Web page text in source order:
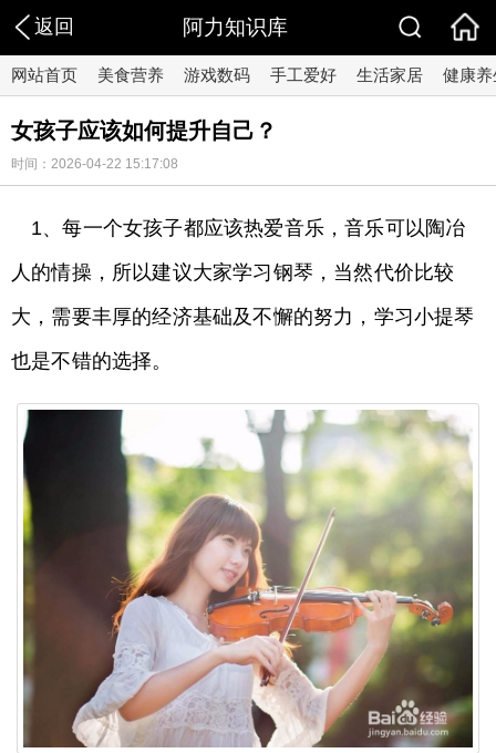
返回 阿力知识库
网站首页 美食营养 游戏数码 手工爱好 生活家居 健康养
女孩子应该如何提升自己？
时间：2026-04-22 15:17:08
1、每一个女孩子都应该热爱音乐，音乐可以陶冶
人的情操，所以建议大家学习钢琴，当然代价比较
大，需要丰厚的经济基础及不懈的努力，学习小提琴
也是不错的选择。